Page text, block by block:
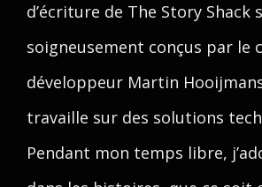
d’écriture de The Story Shack
soigneusement conçus par le
développeur Martin
travaille sur des solutions
Pendant mon temps libre,